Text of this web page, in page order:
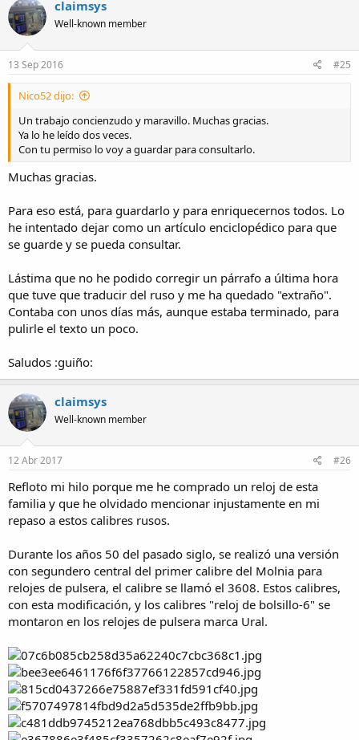
claimsys
Well-known member
13 Sep 2016 #25
Nico52 dijo:
Un trabajo concienzudo y maravillo. Muchas gracias.
Ya lo he leído dos veces.
Con tu permiso lo voy a guardar para consultarlo.
Muchas gracias.
Para eso está, para guardarlo y para enriquecernos todos. Lo
he intentado dejar como un artículo enciclopédico para que
se guarde y se pueda consultar.
Lástima que no he podido corregir un párrafo a última hora
que tuve que traducir del ruso y me ha quedado "extraño".
Contaba con unos días más, aunque estaba terminado, para
pulirle el texto un poco.
Saludos :guiño:
claimsys
Well-known member
12 Abr 2017 #26
Refloto mi hilo porque me he comprado un reloj de esta
familia y que he olvidado mencionar injustamente en mi
repaso a estos calibres rusos.
Durante los años 50 del pasado siglo, se realizó una versión
con segundero central del primer calibre del Molnia para
relojes de pulsera, el calibre se llamó el 3608. Estos calibres,
con esta modificación, y los calibres "reloj de bolsillo-6" se
montaron en los relojes de pulsera marca Ural.